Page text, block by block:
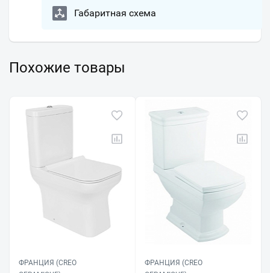
Габаритная схема
Похожие товары
ФРАНЦИЯ (CREO
ФРАНЦИЯ (CREO